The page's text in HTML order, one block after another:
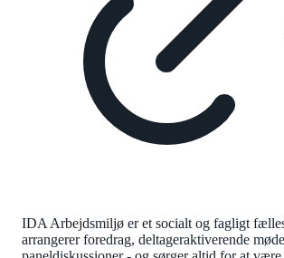
IDA Arbejdsmiljø er et socialt og fagligt
arrangerer foredrag, deltageraktiverende